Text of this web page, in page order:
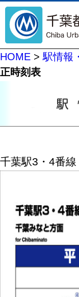
HOME >駅情報
正時刻表
千葉駅3・4番